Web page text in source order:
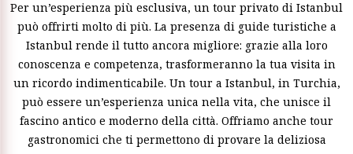
Per un’esperienza più esclusiva, un tour privato di Istanbul
può offrirti molto di più. La presenza di guide turistiche a
Istanbul rende il tutto ancora migliore: grazie alla loro
conoscenza e competenza, trasformeranno la tua visita in
un ricordo indimenticabile. Un tour a Istanbul, in Turchia,
può essere un’esperienza unica nella vita, che unisce il
fascino antico e moderno della città. Offriamo anche tour
gastronomici che ti permettono di provare la deliziosa